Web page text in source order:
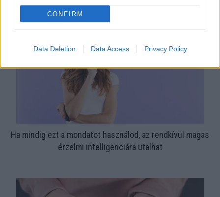
CONFIRM
Data Deletion Data Access Privacy Policy
csillogó a vízköves csap
Ha mindig ezt a mondatot használod, az rendkívül magas
érzelmi intelligenciára utalhat